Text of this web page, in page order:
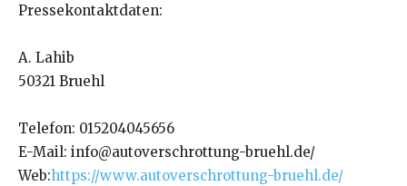
Pressekontaktdaten:
A. Lahib
50321 Bruehl
Telefon: 015204045656
E-Mail: info@autoverschrottung-bruehl.de/
Web:https://www.autoverschrottung-bruehl.de/